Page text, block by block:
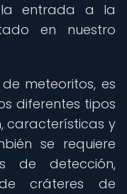
la entrada a la
en nuestro
meteoritos, es
diferentes tipos
características y
se requiere
de detección,
cráteres de